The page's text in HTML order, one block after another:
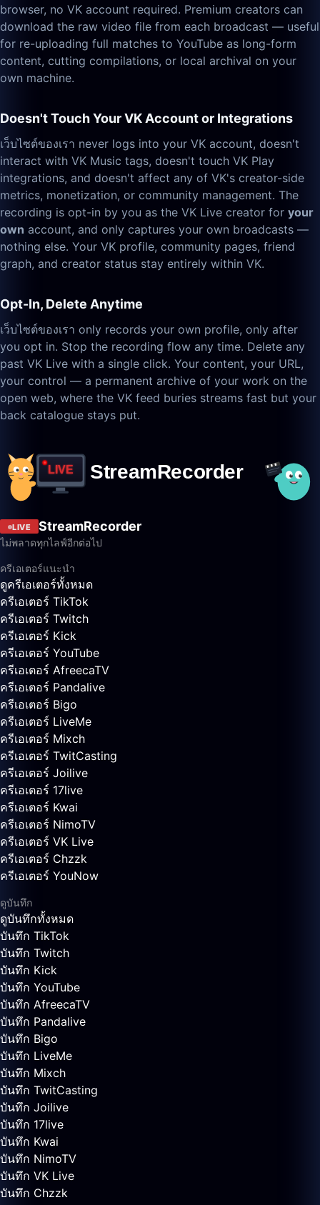
browser, no VK account required. Premium creators can
download the raw video file from each broadcast — useful
for re-uploading full matches to YouTube as long-form
content, cutting compilations, or local archival on your
own machine.
Doesn't Touch Your VK Account or Integrations
เว็บไซต์ของเรา never logs into your VK account, doesn't
interact with VK Music tags, doesn't touch VK Play
integrations, and doesn't affect any of VK's creator-side
metrics, monetization, or community management. The
recording is opt-in by you as the VK Live creator for your
own account, and only captures your own broadcasts —
nothing else. Your VK profile, community pages, friend
graph, and creator status stay entirely within VK.
Opt-In, Delete Anytime
เว็บไซต์ของเรา only records your own profile, only after
you opt in. Stop the recording flow any time. Delete any
past VK Live with a single click. Your content, your URL,
your control — a permanent archive of your work on the
open web, where the VK feed buries streams fast but your
back catalogue stays put.
LIVE StreamRecorder
ไม่พลาดทุกไลฟ์อีกต่อไป
ครีเอเตอร์แนะนำ
ดูครีเอเตอร์ทั้งหมด
ครีเอเตอร์ TikTok
ครีเอเตอร์ Twitch
ครีเอเตอร์ Kick
ครีเอเตอร์ YouTube
ครีเอเตอร์ AfreecaTV
ครีเอเตอร์ Pandalive
ครีเอเตอร์ Bigo
ครีเอเตอร์ LiveMe
ครีเอเตอร์ Mixch
ครีเอเตอร์ TwitCasting
ครีเอเตอร์ Joilive
ครีเอเตอร์ 17live
ครีเอเตอร์ Kwai
ครีเอเตอร์ NimoTV
ครีเอเตอร์ VK Live
ครีเอเตอร์ Chzzk
ครีเอเตอร์ YouNow
ดูบันทึก
ดูบันทึกทั้งหมด
บันทึก TikTok
บันทึก Twitch
บันทึก Kick
บันทึก YouTube
บันทึก AfreecaTV
บันทึก Pandalive
บันทึก Bigo
บันทึก LiveMe
บันทึก Mixch
บันทึก TwitCasting
บันทึก Joilive
บันทึก 17live
บันทึก Kwai
บันทึก NimoTV
บันทึก VK Live
บันทึก Chzzk